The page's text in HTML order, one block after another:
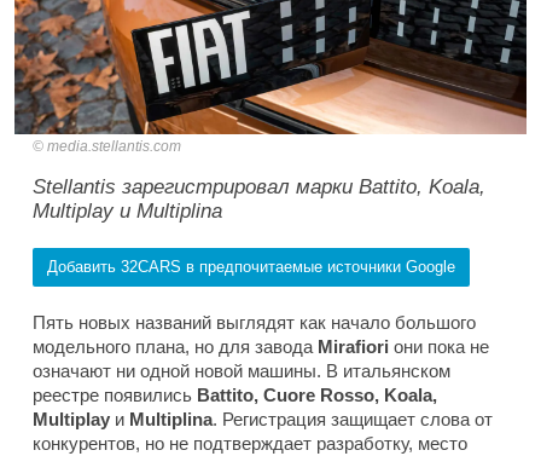
media.stellantis.com
Stellantis зарегистрировал марки Battito, Koala,
Multiplay и Multiplina
Добавить 32CARS в предпочитаемые источники Google
Пять новых названий выглядят как начало большого
модельного плана, но для завода Mirafiori они пока не
означают ни одной новой машины. В итальянском
реестре появились Battito, Cuore Rosso, Koala,
Multiplay и Multiplina. Регистрация защищает слова от
конкурентов, но не подтверждает разработку, место